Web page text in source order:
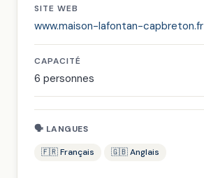
SITE WEB
www.maison-lafontan-capbreton.fr
CAPACITÉ
6 personnes
🗣 LANGUES
🇫🇷 Français 🇬🇧 Anglais